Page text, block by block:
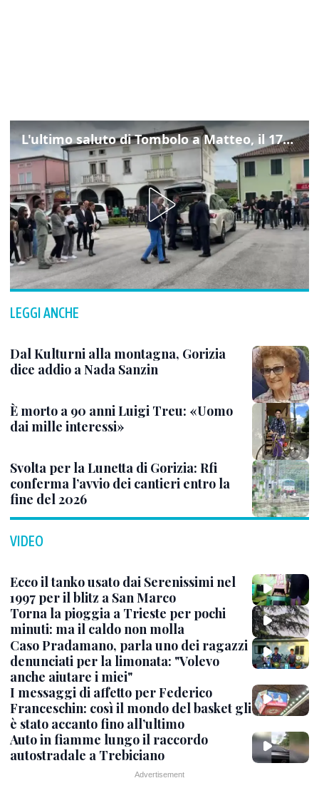
L'ultimo saluto di Tombolo a Matteo, il 17enne morto di tumore. Il video
LEGGI ANCHE
Dal Kulturni alla montagna, Gorizia
dice addio a Nada Sanzin
È morto a 90 anni Luigi Treu: «Uomo
dai mille interessi»
Svolta per la Lunetta di Gorizia: Rfi
conferma l’avvio dei cantieri entro la
fine del 2026
VIDEO
Ecco il tanko usato dai Serenissimi nel
1997 per il blitz a San Marco
Torna la pioggia a Trieste per pochi
minuti: ma il caldo non molla
Caso Pradamano, parla uno dei ragazzi
denunciati per la limonata: "Volevo
anche aiutare i miei"
I messaggi di affetto per Federico
Franceschin: così il mondo del basket gli
è stato accanto fino all’ultimo
Auto in fiamme lungo il raccordo
autostradale a Trebiciano